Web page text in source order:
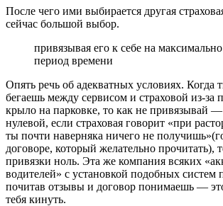
После чего ими выбирается другая
сейчас большой выбор.
привязывая его к себе на
период времени
Опять речь об адекватных условиях. Когда
бегаешь между сервисом и страховой из-за
крыло на парковке, то как не привязывай —
нулевой, если страховая говорит «при
ты почти наверняка ничего не
договоре, который желательно прочитать),
привязки ноль. Эта же компания всяких
водителей» с установкой подобных систем
почитав отзывы и договор понимаешь —
тебя кинуть.